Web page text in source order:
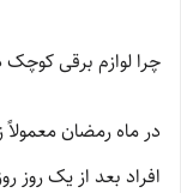
چرا لوازم برقی
در ماه رمضان
افراد بعد از یک روز